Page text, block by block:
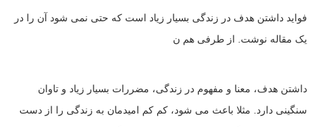
فواید داشتن هدف در زندگی بسیار زیاد است که حتی نمی شود آن را در
یک مقاله نوشت. از طرفی هم ن
داشتن هدف، معنا و مفهوم در زندگی، مضررات بسیار زیاد و تاوان
سنگینی دارد. مثلا باعث می شود، کم کم امیدمان به زندگی را از دست